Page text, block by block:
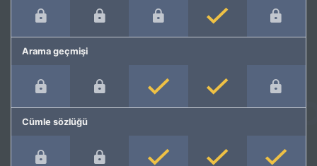
Arama geçmişi
Cümle sözlüğü